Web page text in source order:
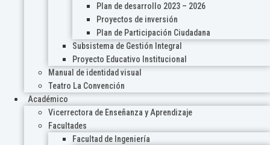
Plan de desarrollo 2023 – 2026
Proyectos de inversión
Plan de Participación Ciudadana
Subsistema de Gestión Integral
Proyecto Educativo Institucional
Manual de identidad visual
Teatro La Convención
Académico
Vicerrectora de Enseñanza y Aprendizaje
Facultades
Facultad de Ingeniería